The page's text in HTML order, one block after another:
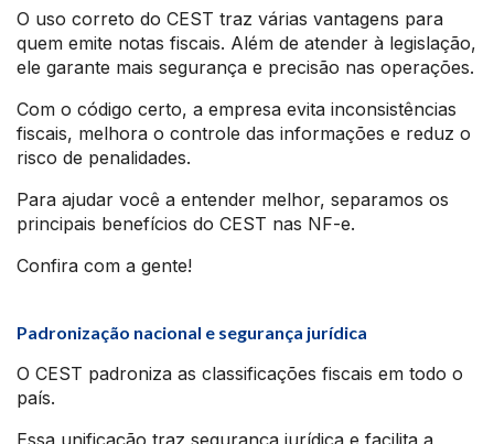
O uso correto do CEST traz várias vantagens para
quem emite notas fiscais. Além de atender à legislação,
ele garante mais segurança e precisão nas operações.
Com o código certo, a empresa evita inconsistências
fiscais, melhora o controle das informações e reduz o
risco de penalidades.
Para ajudar você a entender melhor, separamos os
principais benefícios do CEST nas NF-e.
Confira com a gente!
Padronização nacional e segurança jurídica
O CEST padroniza as classificações fiscais em todo o
país.
Essa unificação traz segurança jurídica e facilita a